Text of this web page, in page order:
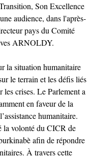
Son Excellence
audience, dans l'après-
pays du Comité
ARNOLDY.
la situation humanitaire
le terrain et les défis liés
les crises. Le Parlement a
en faveur de la
humanitaire.
volonté du CICR de
afin de répondre
À travers cette